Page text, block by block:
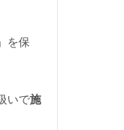
」を保
いで施